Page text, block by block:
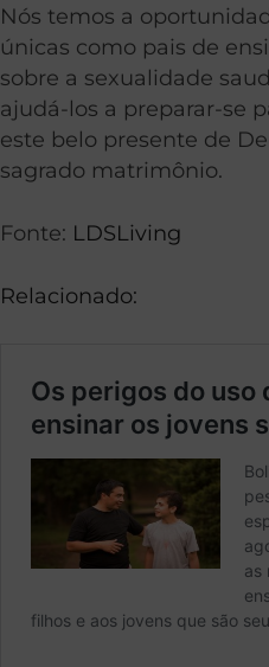
Nós temos a
únicas como pais de
sobre a sexualidade
ajudá-los a preparar-se
este belo presente de
sagrado matrimônio.
Fonte: LDSLiving
Relacionado: